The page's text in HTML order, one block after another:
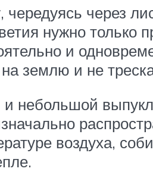
через
нужно только
и
землю и не
небольшой
воздуха,